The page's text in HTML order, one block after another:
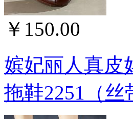
￥150.00
嫔妃丽人真皮
拖鞋2251（丝